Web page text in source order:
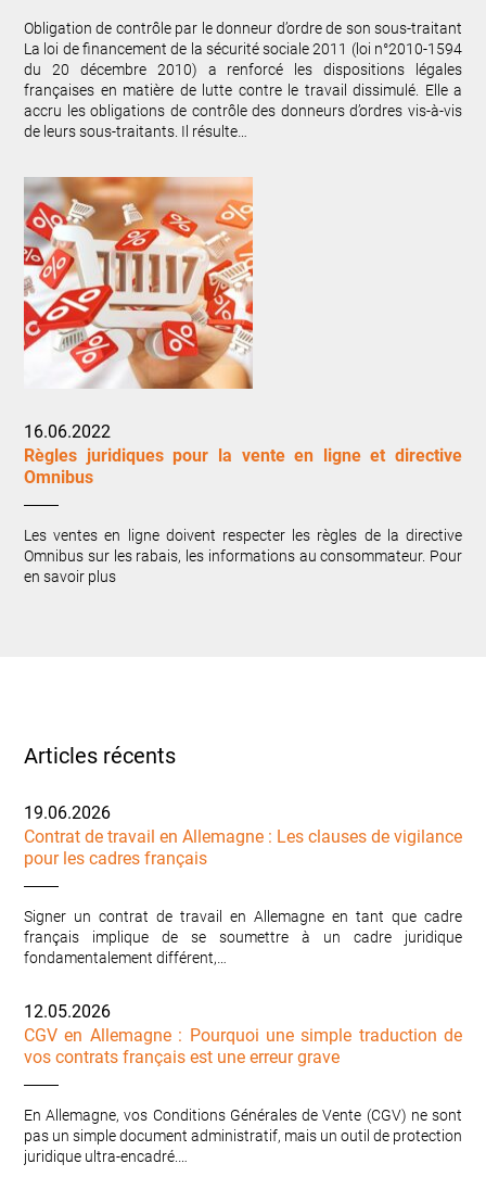
Obligation de contrôle par le donneur d’ordre de son sous-traitant
La loi de financement de la sécurité sociale 2011 (loi n°2010-1594
du 20 décembre 2010) a renforcé les dispositions légales
françaises en matière de lutte contre le travail dissimulé. Elle a
accru les obligations de contrôle des donneurs d’ordres vis-à-vis
de leurs sous-traitants. Il résulte…
16.06.2022
Règles juridiques pour la vente en ligne et directive
Omnibus
Les ventes en ligne doivent respecter les règles de la directive
Omnibus sur les rabais, les informations au consommateur. Pour
en savoir plus
Articles récents
19.06.2026
Contrat de travail en Allemagne : Les clauses de vigilance
pour les cadres français
Signer un contrat de travail en Allemagne en tant que cadre
français implique de se soumettre à un cadre juridique
fondamentalement différent,…
12.05.2026
CGV en Allemagne : Pourquoi une simple traduction de
vos contrats français est une erreur grave
En Allemagne, vos Conditions Générales de Vente (CGV) ne sont
pas un simple document administratif, mais un outil de protection
juridique ultra-encadré.…